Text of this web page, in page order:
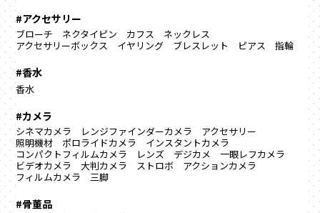
#アクセサリー
ブローチ ネクタイピン カフス
ネックレス
アクセサリーボックス
イヤリング ブレスレット ピアス 指輪
#香水
香水
#カメラ
シネマカメラ レンジファインダーカメラ
アクセサリー
照明機材
ポロライドカメラ
インスタントカメラ
コンパクトフィルムカメラ
レンズ デジカメ
一眼レフカメラ
ビデオカメラ
大判カメラ ストロボ
アクションカメラ
フィルムカメラ
三脚
#骨董品